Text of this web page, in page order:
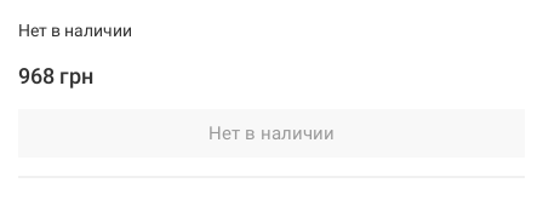
Нет в наличии
968 грн
Нет в наличии